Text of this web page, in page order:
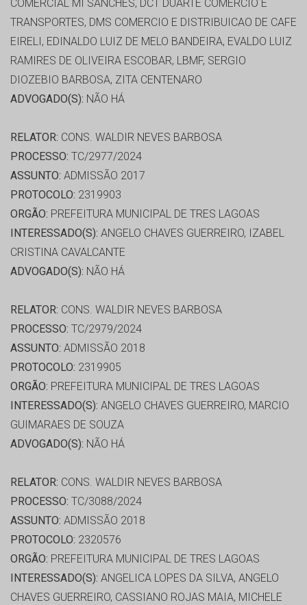
COMERCIAL MI SANCHES, DCT DUARTE COMERCIO E
TRANSPORTES, DMS COMERCIO E DISTRIBUICAO DE CAFE
EIRELI, EDINALDO LUIZ DE MELO BANDEIRA, EVALDO LUIZ
RAMIRES DE OLIVEIRA ESCOBAR, LBMF, SERGIO
DIOZEBIO BARBOSA, ZITA CENTENARO
ADVOGADO(S): NÃO HÁ
RELATOR: CONS. WALDIR NEVES BARBOSA
PROCESSO: TC/2977/2024
ASSUNTO: ADMISSÃO 2017
PROTOCOLO: 2319903
ORGÃO: PREFEITURA MUNICIPAL DE TRES LAGOAS
INTERESSADO(S): ANGELO CHAVES GUERREIRO, IZABEL
CRISTINA CAVALCANTE
ADVOGADO(S): NÃO HÁ
RELATOR: CONS. WALDIR NEVES BARBOSA
PROCESSO: TC/2979/2024
ASSUNTO: ADMISSÃO 2018
PROTOCOLO: 2319905
ORGÃO: PREFEITURA MUNICIPAL DE TRES LAGOAS
INTERESSADO(S): ANGELO CHAVES GUERREIRO, MARCIO
GUIMARAES DE SOUZA
ADVOGADO(S): NÃO HÁ
RELATOR: CONS. WALDIR NEVES BARBOSA
PROCESSO: TC/3088/2024
ASSUNTO: ADMISSÃO 2018
PROTOCOLO: 2320576
ORGÃO: PREFEITURA MUNICIPAL DE TRES LAGOAS
INTERESSADO(S): ANGELICA LOPES DA SILVA, ANGELO
CHAVES GUERREIRO, CASSIANO ROJAS MAIA, MICHELE